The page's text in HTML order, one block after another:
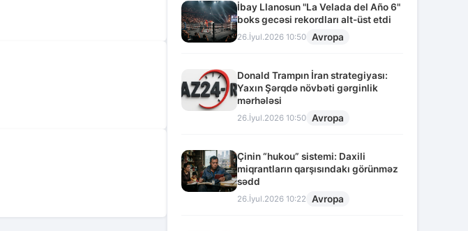
İbay Llanosun "La Velada del Año 6"
boks gecəsi rekordları alt-üst etdi
26.İyul.2026 10:50 Avropa
Donald Trampın İran strategiyası:
Yaxın Şərqdə növbəti gərginlik
mərhələsi
26.İyul.2026 10:50 Avropa
Çinin “hukou” sistemi: Daxili
miqrantların qarşısındakı görünməz
sədd
26.İyul.2026 10:22 Avropa